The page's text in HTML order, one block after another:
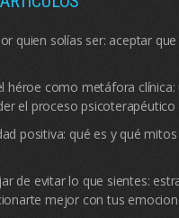
quien solías ser: aceptar
héroe como metáfora
el proceso psicoterapéutico
positiva: qué es y qué
de evitar lo que sientes:
mejor con tus